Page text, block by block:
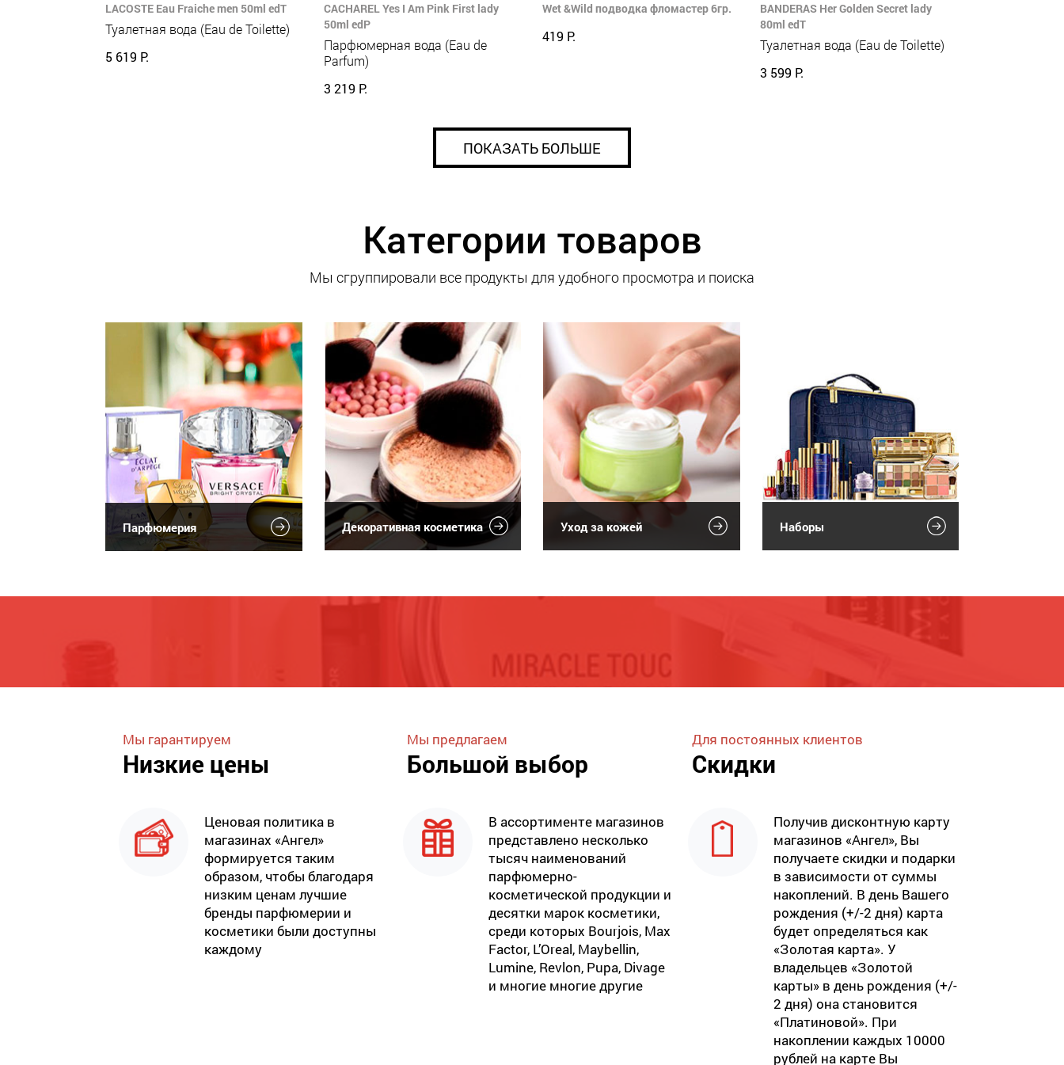
LACOSTE Eau Fraiche men 50ml edT
Туалетная вода (Eau de Toilette)
5 619 Р.
CACHAREL Yes I Am Pink First lady
50ml edP
Парфюмерная вода (Eau de
Parfum)
3 219 Р.
Wet &Wild подводка фломастер 6гр.
419 Р.
BANDERAS Her Golden Secret lady
80ml edT
Туалетная вода (Eau de Toilette)
3 599 Р.
ПОКАЗАТЬ БОЛЬШЕ
Категории товаров
Мы сгруппировали все продукты для удобного просмотра и поиска
Парфюмерия Декоративная косметика Уход за кожей Наборы
Мы гарантируем
Низкие цены
Ценовая политика в
магазинах «Ангел»
формируется таким
образом, чтобы благодаря
низким ценам лучшие
бренды парфюмерии и
косметики были доступны
каждому
Мы предлагаем
Большой выбор
В ассортименте магазинов
представлено несколько
тысяч наименований
парфюмерно-
косметической продукции и
десятки марок косметики,
среди которых Bourjois, Max
Factor, L’Oreal, Maybellin,
Lumine, Revlon, Pupa, Divage
и многие многие другие
Для постоянных клиентов
Скидки
Получив дисконтную карту
магазинов «Ангел», Вы
получаете скидки и подарки
в зависимости от суммы
накоплений. В день Вашего
рождения (+/-2 дня) карта
будет определяться как
«Золотая карта». У
владельцев «Золотой
карты» в день рождения (+/-
2 дня) она становится
«Платиновой». При
накоплении каждых 10000
рублей на карте Вы